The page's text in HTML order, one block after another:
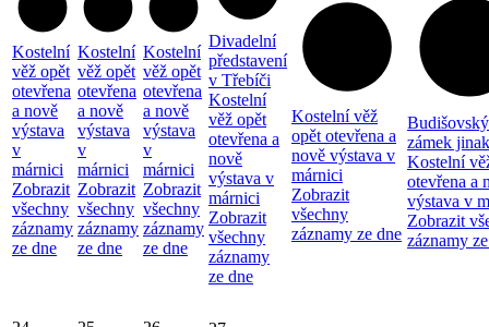
Kostelní
věž opět
otevřena
a nově
výstava
v
márnici
Zobrazit
všechny
záznamy
ze dne
Kostelní
věž opět
otevřena
a nově
výstava
v
márnici
Zobrazit
všechny
záznamy
ze dne
Kostelní
věž opět
otevřena
a nově
výstava
v
márnici
Zobrazit
všechny
záznamy
ze dne
Divadelní
představení
v Třebíči
Kostelní
věž opět
otevřena a
nově
výstava v
márnici
Zobrazit
všechny
záznamy
ze dne
Kostelní věž
opět otevřena a
nově výstava v
márnici
Zobrazit
všechny
záznamy ze dne
Budišovský
zámek jinak
Kostelní
otevřena a
výstava v
Zobrazit
záznamy